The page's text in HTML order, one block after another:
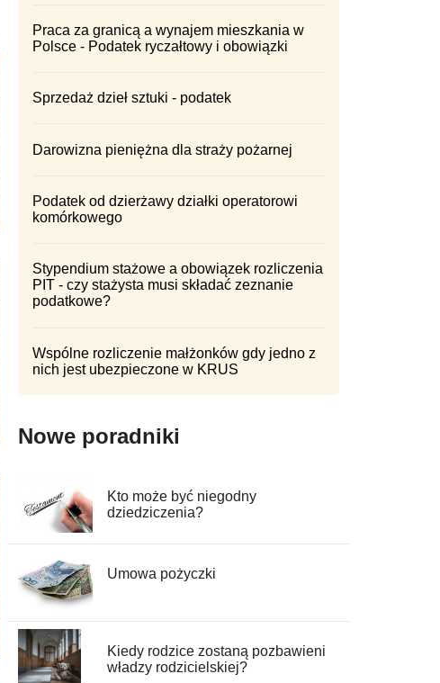
Praca za granicą a wynajem mieszkania w
Polsce - Podatek ryczałtowy i obowiązki
Sprzedaż dzieł sztuki - podatek
Darowizna pieniężna dla straży pożarnej
Podatek od dzierżawy działki operatorowi
komórkowego
Stypendium stażowe a obowiązek rozliczenia
PIT - czy stażysta musi składać zeznanie
podatkowe?
Wspólne rozliczenie małżonków gdy jedno z
nich jest ubezpieczone w KRUS
Nowe poradniki
Kto może być niegodny
dziedziczenia?
Umowa pożyczki
Kiedy rodzice zostaną pozbawieni
władzy rodzicielskiej?